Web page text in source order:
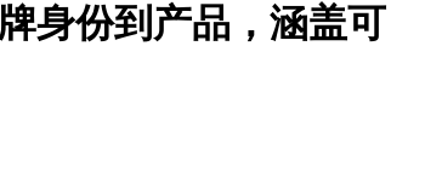
身份到产品，涵盖可